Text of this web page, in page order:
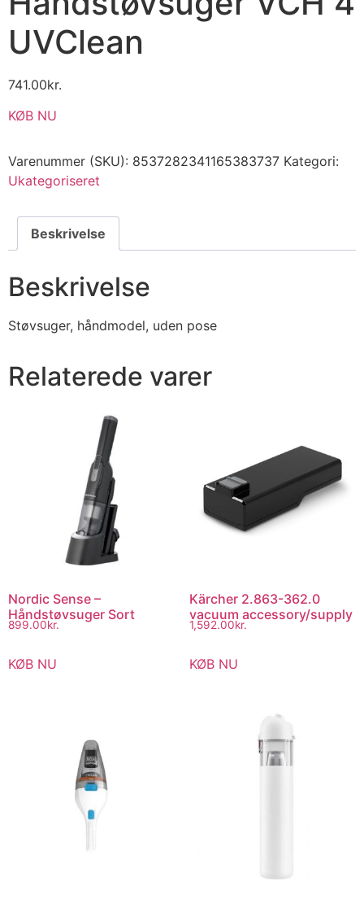
UVClean
741.00kr.
KØB NU
Varenummer (SKU): 8537282341165383737 Kategori:
Ukategoriseret
Beskrivelse
Beskrivelse
Støvsuger, håndmodel, uden pose
Relaterede varer
Nordic Sense –
Håndstøvsuger Sort
899.00kr.
KØB NU
Kärcher 2.863-362.0
vacuum accessory/supply
1,592.00kr.
KØB NU